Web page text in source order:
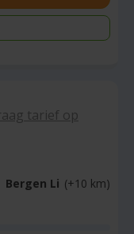
tarief op
Bergen Li (+10 km)